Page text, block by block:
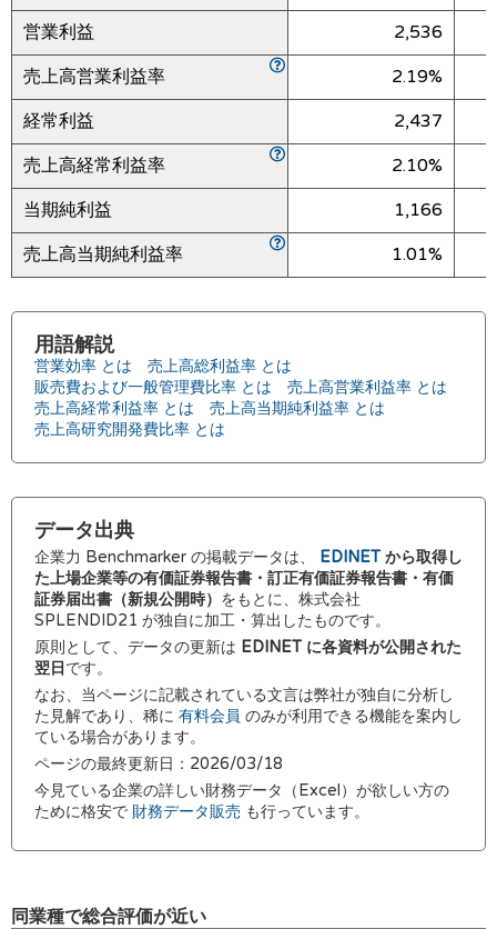
営業利益
2,536
売上高営業利益率
2.19%
経常利益
2,437
売上高経常利益率
2.10%
当期純利益
1,166
売上高当期純利益率
1.01%
用語解説
営業効率 とは
売上高総利益率 とは
販売費および一般管理費比率 とは
売上高営業利益率 とは
売上高経常利益率 とは
売上高当期純利益率 とは
売上高研究開発費比率 とは
データ出典
企業力 Benchmarker の掲載データは、 EDINETから取得し
た上場企業等の有価証券報告書・訂正有価証券報告書・有価
証券届出書（新規公開時） をもとに、株式会社
SPLENDID21 が独自に加工・算出したものです。
原則として、データの更新は EDINET に各資料が公開された
翌日 です。
なお、当ページに記載されている文言は弊社が独自に分析し
た見解であり、稀に 有料会員 のみが利用できる機能を案内し
ている場合があります。
ページの最終更新日：2026/03/18
今見ている企業の詳しい財務データ（Excel）が欲しい方の
ために格安で 財務データ販売 も行っています。
同業種で総合評価が近い